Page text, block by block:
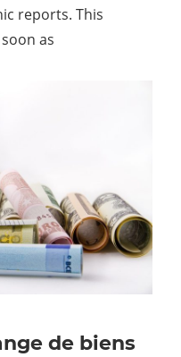
reports. This
as
de biens